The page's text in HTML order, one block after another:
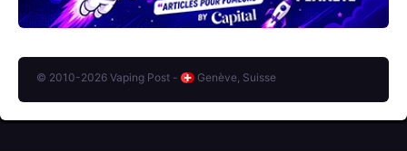
© 2010-2026 Vaping Post - Genève, Suisse